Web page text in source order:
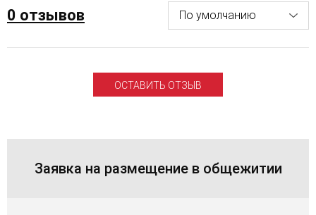
0 отзывов
ОСТАВИТЬ ОТЗЫВ
Заявка на размещение в общежитии